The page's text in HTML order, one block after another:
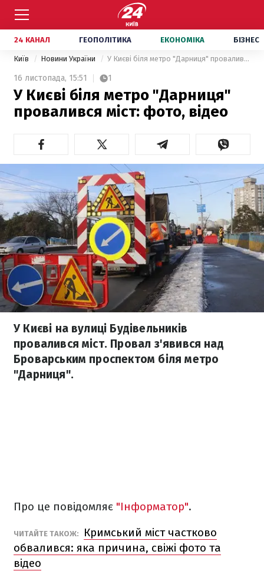
24 КАНАЛ ГЕОПОЛІТИКА ЕКОНОМІКА БІЗНЕС
Київ Новини України У Києві біля метро "Дарниця" провалився міст: фото, відео
16 листопада, 15:51 1
У Києві біля метро "Дарниця"
провалився міст: фото, відео
У Києві на вулиці Будівельників
провалився міст. Провал з'явився над
Броварським проспектом біля метро
"Дарниця".
Про це повідомляє "Інформатор".
ЧИТАЙТЕ ТАКОЖ:
Кримський міст частково
обвалився: яка причина, свіжі фото та
відео